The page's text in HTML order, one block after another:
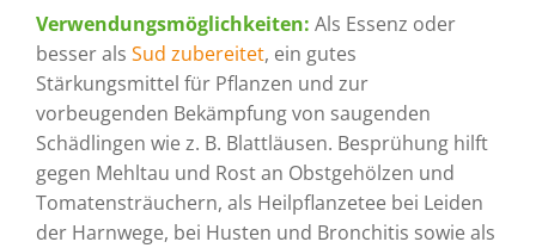
Verwendungsmöglichkeiten: Als Essenz oder
besser als Sud zubereitet, ein gutes
Stärkungsmittel für Pflanzen und zur
vorbeugenden Bekämpfung von saugenden
Schädlingen wie z. B. Blattläusen. Besprühung hilft
gegen Mehltau und Rost an Obstgehölzen und
Tomatensträuchern, als Heilpflanzetee bei Leiden
der Harnwege, bei Husten und Bronchitis sowie als